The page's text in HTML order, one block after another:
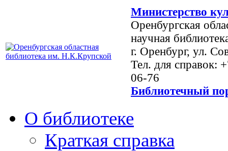
Министерство
Оренбургская
научная
г. Оренбург, ул.
Тел. для справок:
06-76
Библиотечный
О библиотеке
Краткая справка